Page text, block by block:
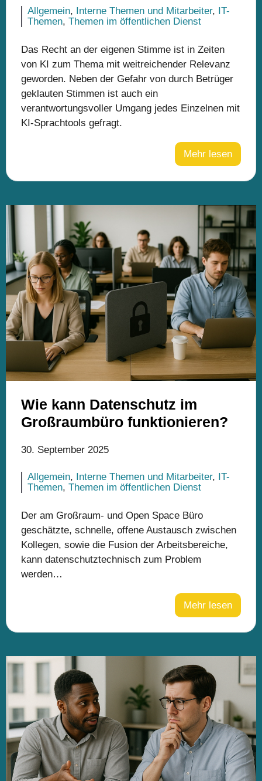
Allgemein, Interne Themen und Mitarbeiter, IT-
Themen, Themen im öffentlichen Dienst
Das Recht an der eigenen Stimme ist in Zeiten
von KI zum Thema mit weitreichender Relevanz
geworden. Neben der Gefahr von durch Betrüger
geklauten Stimmen ist auch ein
verantwortungsvoller Umgang jedes Einzelnen mit
KI-Sprachtools gefragt.
Mehr lesen
Wie kann Datenschutz im
Großraumbüro funktionieren?
30. September 2025
Allgemein, Interne Themen und Mitarbeiter, IT-
Themen, Themen im öffentlichen Dienst
Der am Großraum- und Open Space Büro
geschätzte, schnelle, offene Austausch zwischen
Kollegen, sowie die Fusion der Arbeitsbereiche,
kann datenschutztechnisch zum Problem
werden…
Mehr lesen